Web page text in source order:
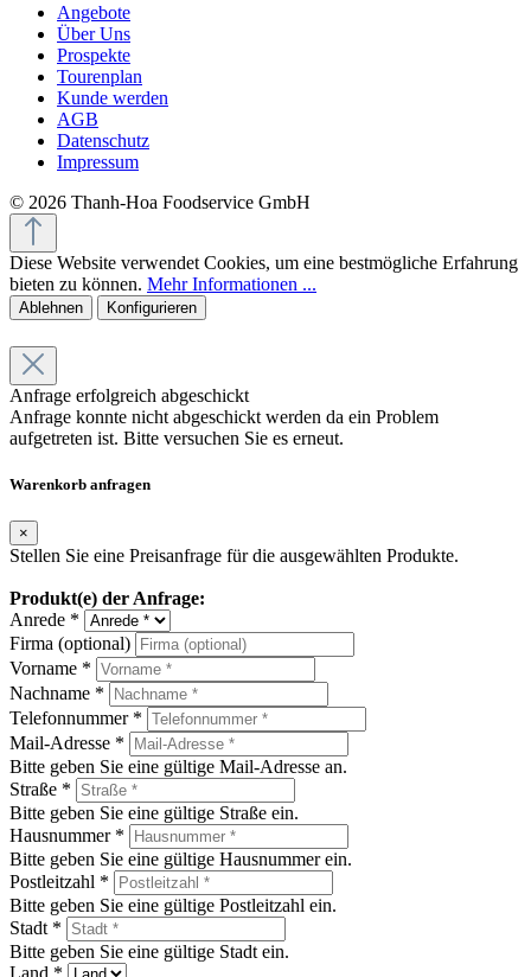
Angebote
Über Uns
Prospekte
Tourenplan
Kunde werden
AGB
Datenschutz
Impressum
© 2026 Thanh-Hoa Foodservice GmbH
Diese Website verwendet Cookies, um eine bestmögliche Erfahrung
bieten zu können. Mehr Informationen ...
Ablehnen Konfigurieren
Anfrage erfolgreich abgeschickt
Anfrage konnte nicht abgeschickt werden da ein Problem
aufgetreten ist. Bitte versuchen Sie es erneut.
Warenkorb anfragen
×
Stellen Sie eine Preisanfrage für die ausgewählten Produkte.
Produkt(e) der Anfrage:
Anrede *
Firma (optional)
Vorname *
Nachname *
Telefonnummer *
Mail-Adresse *
Bitte geben Sie eine gültige Mail-Adresse an.
Straße *
Bitte geben Sie eine gültige Straße ein.
Hausnummer *
Bitte geben Sie eine gültige Hausnummer ein.
Postleitzahl *
Bitte geben Sie eine gültige Postleitzahl ein.
Stadt *
Bitte geben Sie eine gültige Stadt ein.
Land *